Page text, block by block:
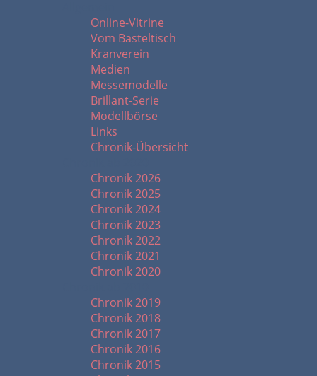
Online-Vitrine
Vom Basteltisch
Kranverein
Medien
Messemodelle
Brillant-Serie
Modellbörse
Links
Chronik-Übersicht
Chronik 2026
Chronik 2025
Chronik 2024
Chronik 2023
Chronik 2022
Chronik 2021
Chronik 2020
Chronik 2019
Chronik 2018
Chronik 2017
Chronik 2016
Chronik 2015